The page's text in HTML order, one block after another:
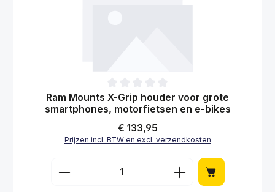
Gemiddelde waardering van 0 van 5 sterren
X-Grip stuurhouder voor grote smartphones -
beugelschelle 0,5-1,25 inch
Normale prijs:
€ 117,95
Prijzen incl. BTW en excl. verzendkosten
Producthoeveelheid: Voer de gewenste